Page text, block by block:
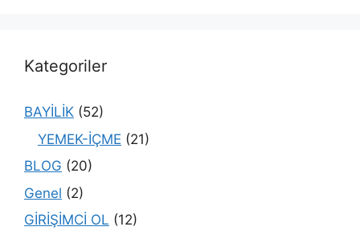
Kategoriler
BAYİLİK (52)
YEMEK-İÇME (21)
BLOG (20)
Genel (2)
GİRİŞİMCİ OL (12)